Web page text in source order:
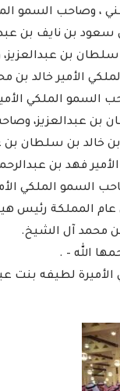
، وصاحب السمو
بن نايف بن
بن
الأمير خالد بن
الملكي
عبدالعزيز،
خالد بن سلطان بن
فهد بن
السمو الملكي
المملكة رئيس
بن محمد آل الشيخ.
الله – .
لطيفه بنت